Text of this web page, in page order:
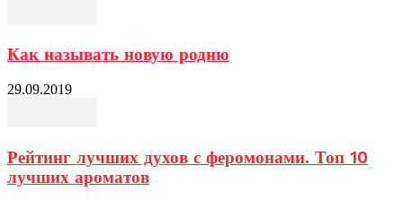
Как называть новую родню
29.09.2019
Рейтинг лучших духов с феромонами. Топ 10
лучших ароматов